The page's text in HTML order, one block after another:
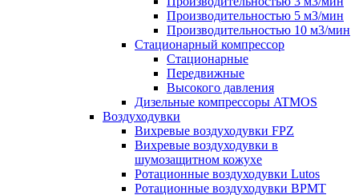
Производительностью 5 м3/мин
Производительностью 10 м3/мин
Стационарный компрессор
Стационарные
Передвижные
Высокого давления
Дизельные компрессоры ATMOS
Воздуходувки
Вихревые воздуходувки FPZ
Вихревые воздуходувки в
шумозащитном кожухе
Ротационные воздуходувки Lutos
Ротационные воздуходувки ВРМТ